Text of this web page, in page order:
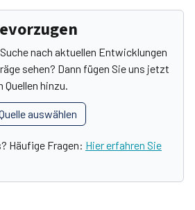
nach aktuellen Entwicklungen
sehen? Dann fügen Sie uns jetzt
Quellen hinzu.
auswählen
Häufige Fragen: Hier erfahren Sie